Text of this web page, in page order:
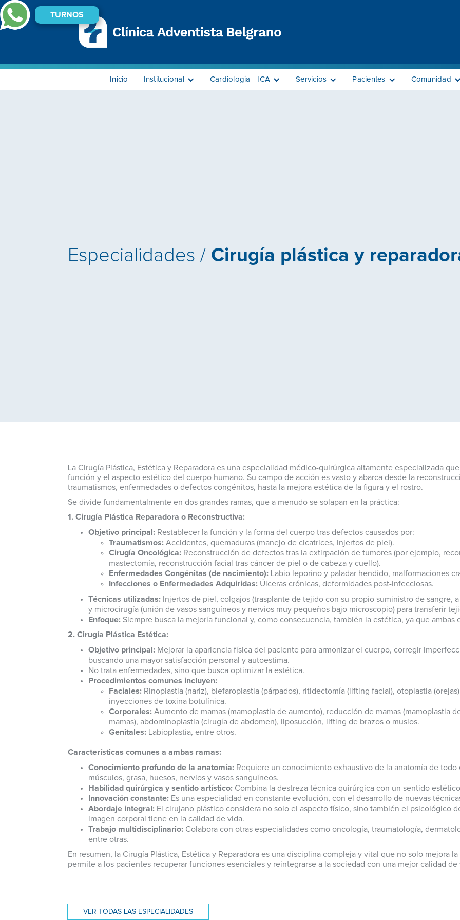
TURNOS
Inicio Institucional Cardiología - ICA Servicios Pacientes Comunidad
Especialidades / Cirugía plástica y
La Cirugía Plástica, Estética y Reparadora es una especialidad médico-quirúrgica altamente especializada
función y el aspecto estético del cuerpo humano. Su campo de acción es vasto y abarca desde la
traumatismos, enfermedades o defectos congénitos, hasta la mejora estética de la figura y el rostro.
Se divide fundamentalmente en dos grandes ramas, que a menudo se solapan en la práctica:
1. Cirugía Plástica Reparadora o Reconstructiva:
Objetivo principal: Restablecer la función y la forma del cuerpo tras defectos causados por:
Traumatismos: Accidentes, quemaduras (manejo de cicatrices, injertos de piel).
Cirugía Oncológica: Reconstrucción de defectos tras la extirpación de tumores (por ejemplo,
mastectomía, reconstrucción facial tras cáncer de piel o de cabeza y cuello).
Enfermedades Congénitas (de nacimiento): Labio leporino y paladar hendido, malformaciones
Infecciones o Enfermedades Adquiridas: Úlceras crónicas, deformidades post-infecciosas.
Técnicas utilizadas: Injertos de piel, colgajos (trasplante de tejido con su propio suministro de sangre,
y microcirugía (unión de vasos sanguíneos y nervios muy pequeños bajo microscopio) para transferir
Enfoque: Siempre busca la mejoría funcional y, como consecuencia, también la estética, ya que ambas
2. Cirugía Plástica Estética:
Objetivo principal: Mejorar la apariencia física del paciente para armonizar el cuerpo, corregir
buscando una mayor satisfacción personal y autoestima.
No trata enfermedades, sino que busca optimizar la estética.
Procedimientos comunes incluyen:
Faciales: Rinoplastia (nariz), blefaroplastia (párpados), ritidectomía (lifting facial), otoplastia
inyecciones de toxina botulínica.
Corporales: Aumento de mamas (mamoplastia de aumento), reducción de mamas (mamoplastia
mamas), abdominoplastia (cirugía de abdomen), liposucción, lifting de brazos o muslos.
Genitales: Labioplastia, entre otros.
Características comunes a ambas ramas:
Conocimiento profundo de la anatomía: Requiere un conocimiento exhaustivo de la anatomía de
músculos, grasa, huesos, nervios y vasos sanguíneos.
Habilidad quirúrgica y sentido artístico: Combina la destreza técnica quirúrgica con un sentido
Innovación constante: Es una especialidad en constante evolución, con el desarrollo de nuevas
Abordaje integral: El cirujano plástico considera no solo el aspecto físico, sino también el psicológico
imagen corporal tiene en la calidad de vida.
Trabajo multidisciplinario: Colabora con otras especialidades como oncología, traumatología,
entre otras.
En resumen, la Cirugía Plástica, Estética y Reparadora es una disciplina compleja y vital que no solo mejora
permite a los pacientes recuperar funciones esenciales y reintegrarse a la sociedad con una mejor calidad
VER TODAS LAS ESPECIALIDADES